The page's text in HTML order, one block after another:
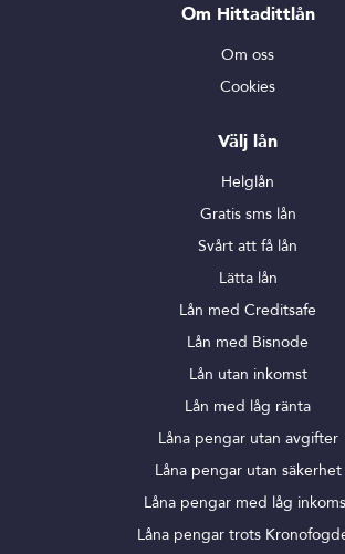
Om Hittadittlån
Om oss
Cookies
Välj lån
Helglån
Gratis sms lån
Svårt att få lån
Lätta lån
Lån med Creditsafe
Lån med Bisnode
Lån utan inkomst
Lån med låg ränta
Låna pengar utan avgifter
Låna pengar utan säkerhet
Låna pengar med låg
Låna pengar trots